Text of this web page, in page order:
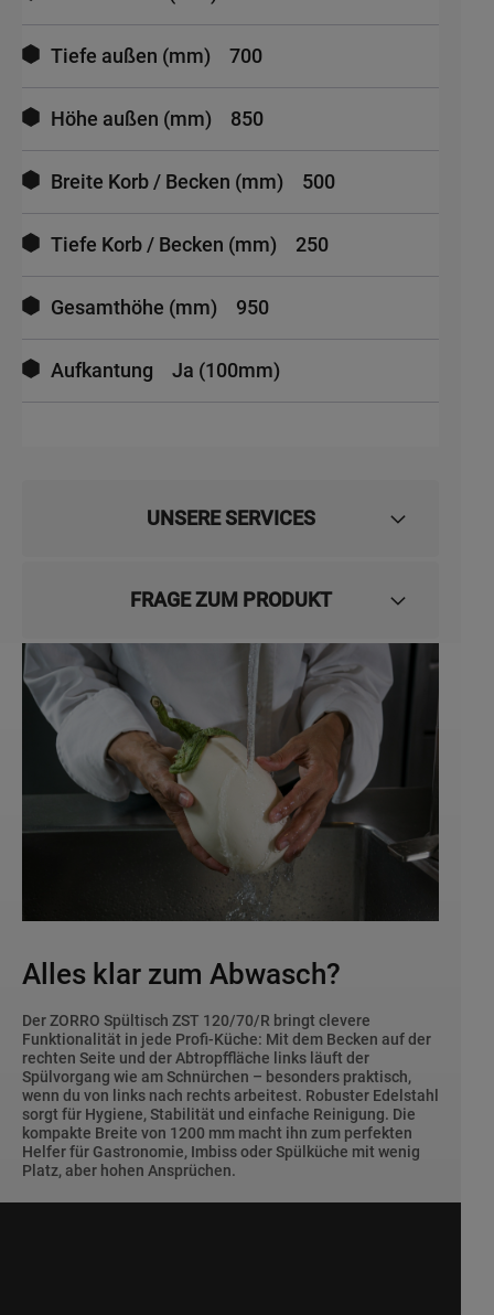
Tiefe außen (mm) 700
Höhe außen (mm) 850
Breite Korb / Becken (mm) 500
Tiefe Korb / Becken (mm) 250
Gesamthöhe (mm) 950
Aufkantung Ja (100mm)
UNSERE SERVICES
FRAGE ZUM PRODUKT
Alles klar zum Abwasch?
Der ZORRO Spültisch ZST 120/70/R bringt clevere
Funktionalität in jede Profi-Küche: Mit dem Becken auf der
rechten Seite und der Abtropffläche links läuft der
Spülvorgang wie am Schnürchen – besonders praktisch,
wenn du von links nach rechts arbeitest. Robuster Edelstahl
sorgt für Hygiene, Stabilität und einfache Reinigung. Die
kompakte Breite von 1200 mm macht ihn zum perfekten
Helfer für Gastronomie, Imbiss oder Spülküche mit wenig
Platz, aber hohen Ansprüchen.